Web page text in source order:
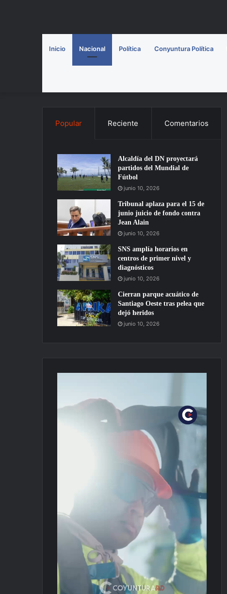
Inicio Nacional Política Conyuntura Política
Popular Reciente Comentarios
Alcaldía del DN proyectará
partidos del Mundial de
Fútbol
junio 10, 2026
Tribunal aplaza para el 15 de
junio juicio de fondo contra
Jean Alain
junio 10, 2026
SNS amplía horarios en
centros de primer nivel y
diagnósticos
junio 10, 2026
Cierran parque acuático de
Santiago Oeste tras pelea que
dejó heridos
junio 10, 2026